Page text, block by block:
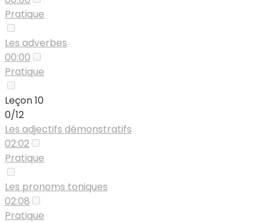
Pratique
Les adverbes
00:00
Pratique
Leçon 10
0/12
Les adjectifs démonstratifs
02:02
Pratique
Les pronoms toniques
02:08
Pratique